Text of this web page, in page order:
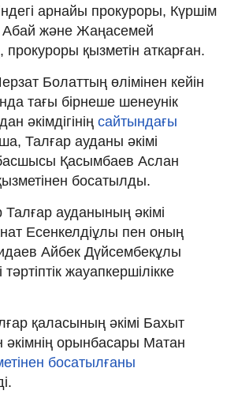
арнайы прокуроры, Күршім
Абай және Жаңасемей
қызметін аткарған.
Болаттың өлімінен кейін
тағы бірнеше шенеунік
әкімдігінің сайтындағы
Талғар ауданы әкімі
Қасымбаев Аслан
босатылды.
ауданының әкімі
Есенкелдіұлы пен оның
Айбек Дүйсембекұлы
тәртіптік жауапкершілікке
қаласының әкімі Бахыт
әкімнің орынбасары Матан
босатылғаны